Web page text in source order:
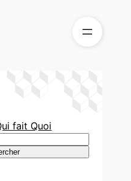
fait Quoi